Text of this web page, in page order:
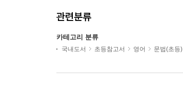
관련분류
카테고리 분류
국내도서 초등참고서 영어 문법(초등)